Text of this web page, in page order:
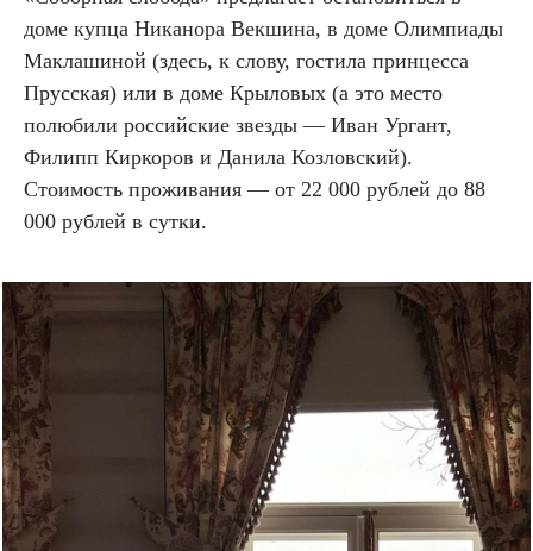
доме купца Никанора Векшина, в доме Олимпиады
Маклашиной (здесь, к слову, гостила принцесса
Прусская) или в доме Крыловых (а это место
полюбили российские звезды — Иван Ургант,
Филипп Киркоров и Данила Козловский).
Стоимость проживания — от 22 000 рублей до 88
000 рублей в сутки.